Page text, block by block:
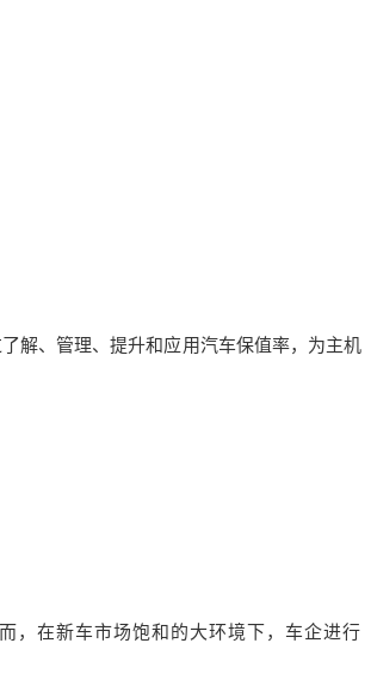
解、管理、提升和应用汽车保值率，为主机
，在新车市场饱和的大环境下，车企进行